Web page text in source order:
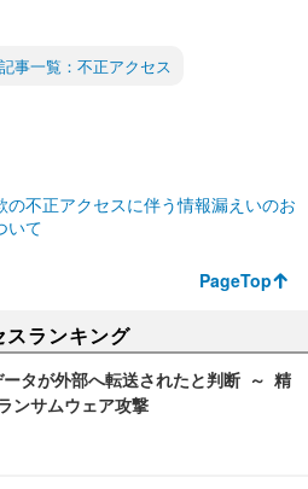
一覧：不正アクセス
不正アクセスに伴う情報漏えいのお
いて
PageTop
スランキング
ータが外部へ転送されたと判断 ～ 精
ンサムウェア攻撃